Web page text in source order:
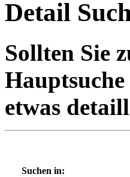
Detail
Sollten Sie
etwas
Suchen in: